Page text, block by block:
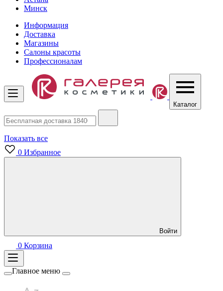
Минск
Информация
Доставка
Магазины
Салоны красоты
Профессионалам
Каталог
Показать все
0 Избранное
Войти
0 Корзина
Главное меню